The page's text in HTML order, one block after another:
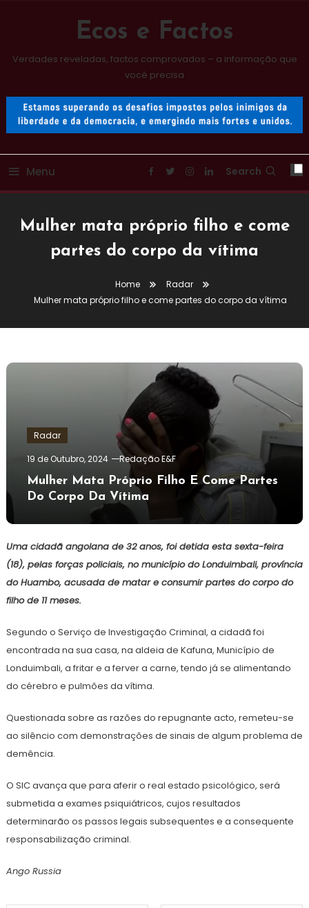
Ecos e Factos
Verdades reveladas, factos comprovados – a informação que
você precisa
Menu Search
Mulher mata próprio filho e come
partes do corpo da vítima
Home
Radar
Mulher mata próprio filho e come partes do corpo da vítima
Radar
19 de Outubro, 2024
Redação E&F
Mulher Mata Próprio Filho E Come Partes
Do Corpo Da Vítima
Uma cidadã angolana de 32 anos, foi detida esta sexta-feira
(18), pelas forças policiais, no município do Londuimbali, província
do Huambo, acusada de matar e consumir partes do corpo do
filho de 11 meses.
Segundo o Serviço de Investigação Criminal, a cidadã foi
encontrada na sua casa, na aldeia de Kafuna, Município de
Londuimbali, a fritar e a ferver a carne, tendo já se alimentando
do cérebro e pulmões da vítima.
Questionada sobre as razões do repugnante acto, remeteu-se
ao silêncio com demonstrações de sinais de algum problema de
demência.
O SIC avança que para aferir o real estado psicológico, será
submetida a exames psiquiátricos, cujos resultados
determinarão os passos legais subsequentes e a consequente
responsabilização criminal.
Ango Russia